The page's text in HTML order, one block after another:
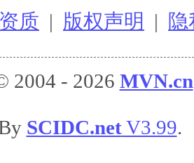
质 | 版权声明 | 隐
2004 - 2026 MVN.cn
SCIDC.netV3.99.